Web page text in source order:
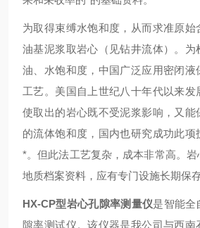
为取得束缚水饱和度，从而求准原始
油基泥浆取岩心（见钻井流体）。为
油、水饱和度，中国广泛应用密闭液
工艺。美国自上世纪八十年代以来发
使取出的岩心既不受泥浆影响，又能
的流体饱和度，国内也研究成功此项
*。但此法工艺复杂，成本非常高。
地质档案资料，应有专门设施长期保
HX-CP型岩心孔隙率测量仪是智能全
隙率测试仪。该仪器是我公司与西南